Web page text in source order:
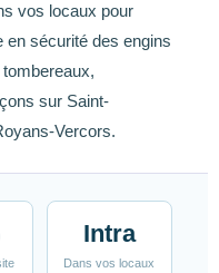
vos locaux pour
en sécurité des engins
sur Saint-
Vercors.
Intra
Dans vos locaux